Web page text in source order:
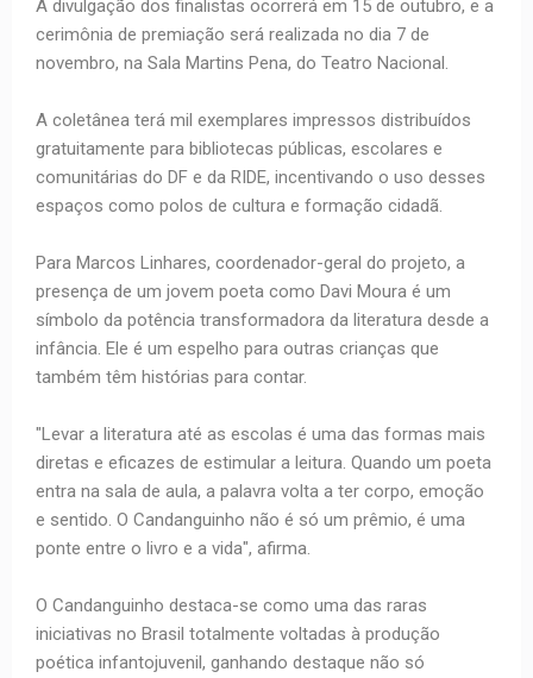
A divulgação dos finalistas ocorrerá em 15 de outubro, e a
cerimônia de premiação será realizada no dia 7 de
novembro, na Sala Martins Pena, do Teatro Nacional.
A coletânea terá mil exemplares impressos distribuídos
gratuitamente para bibliotecas públicas, escolares e
comunitárias do DF e da RIDE, incentivando o uso desses
espaços como polos de cultura e formação cidadã.
Para Marcos Linhares, coordenador-geral do projeto, a
presença de um jovem poeta como Davi Moura é um
símbolo da potência transformadora da literatura desde a
infância. Ele é um espelho para outras crianças que
também têm histórias para contar.
"Levar a literatura até as escolas é uma das formas mais
diretas e eficazes de estimular a leitura. Quando um poeta
entra na sala de aula, a palavra volta a ter corpo, emoção
e sentido. O Candanguinho não é só um prêmio, é uma
ponte entre o livro e a vida", afirma.
O Candanguinho destaca-se como uma das raras
iniciativas no Brasil totalmente voltadas à produção
poética infantojuvenil, ganhando destaque não só